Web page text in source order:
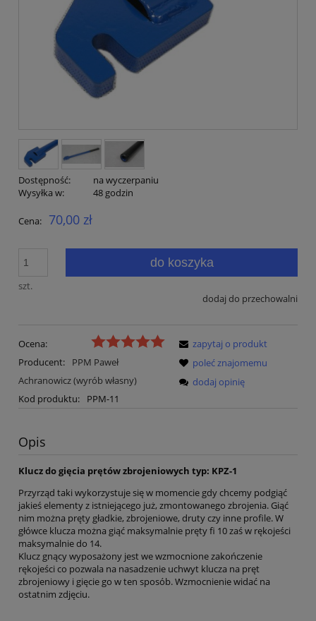
Dostępność:
na wyczerpaniu
Wysyłka w:
48 godzin
Cena: 70,00 zł
szt.
do koszyka
dodaj do przechowalni
Ocena:
Producent:
PPM Paweł
Achranowicz (wyrób własny)
Kod produktu:
PPM-11
zapytaj o produkt
poleć znajomemu
dodaj opinię
Opis
Klucz do gięcia prętów zbrojeniowych typ: KPZ-1
Przyrząd taki wykorzystuje się w momencie gdy chcemy podgiąć
jakieś elementy z istniejącego już, zmontowanego zbrojenia. Giąć
nim można pręty gładkie, zbrojeniowe, druty czy inne profile. W
główce klucza można giąć maksymalnie pręty fi 10 zaś w rękojeści
maksymalnie do 14.
Klucz gnący wyposażony jest we wzmocnione zakończenie
rękojeści co pozwala na nasadzenie uchwyt klucza na pręt
zbrojeniowy i gięcie go w ten sposób. Wzmocnienie widać na
ostatnim zdjęciu.